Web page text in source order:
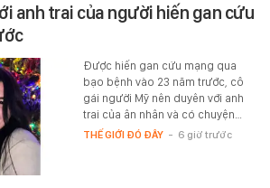
anh trai của người hiến gan cứu
Được hiến gan cứu mạng qua
bạo bệnh vào 23 năm trước, cô
gái người Mỹ nên duyên với anh
trai của ân nhân và có chuyện…
THẾ GIỚI ĐÓ ĐÂY - 6 giờ trước